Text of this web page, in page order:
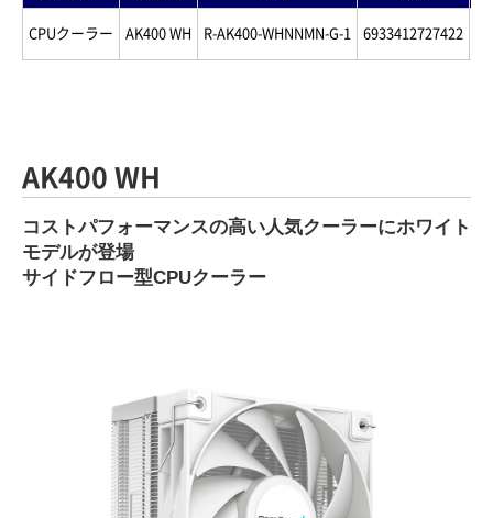
CPUクーラー AK400 WH R-AK400-WHNNMN-G-1 6933412727422
AK400 WH
コストパフォーマンスの高い人気クーラーにホワイト
モデルが登場
サイドフロー型CPUクーラー